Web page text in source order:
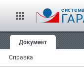
cистема
Документ
Справка